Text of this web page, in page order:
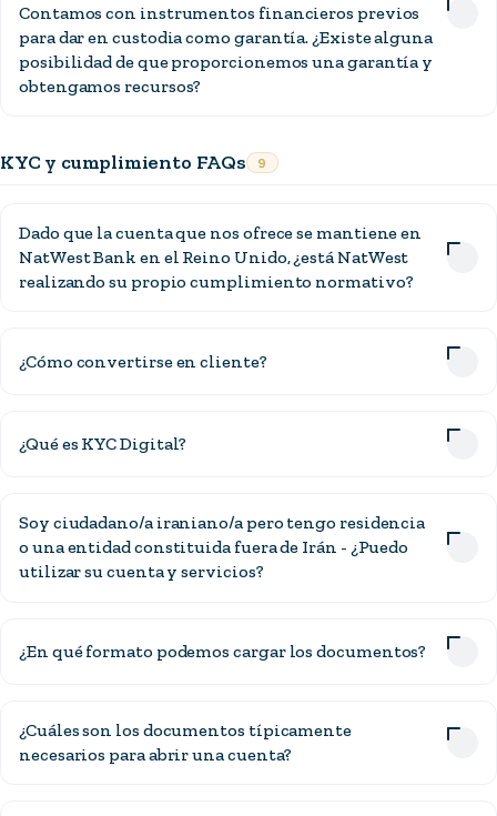
Contamos con instrumentos financieros previos
para dar en custodia como garantía. ¿Existe alguna
posibilidad de que proporcionemos una garantía y
obtengamos recursos?
KYC y cumplimiento FAQs 9
Dado que la cuenta que nos ofrece se mantiene en
NatWest Bank en el Reino Unido, ¿está NatWest
realizando su propio cumplimiento normativo?
¿Cómo convertirse en cliente?
¿Qué es KYC Digital?
Soy ciudadano/a iraniano/a pero tengo residencia
o una entidad constituida fuera de Irán - ¿Puedo
utilizar su cuenta y servicios?
¿En qué formato podemos cargar los documentos?
¿Cuáles son los documentos típicamente
necesarios para abrir una cuenta?